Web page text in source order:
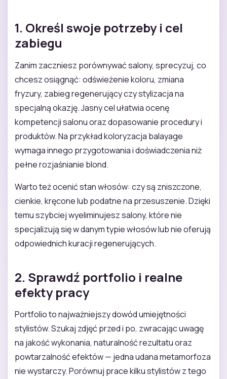
1. Określ swoje potrzeby i cel
zabiegu
Zanim zaczniesz porównywać salony, sprecyzuj, co
chcesz osiągnąć: odświeżenie koloru, zmiana
fryzury, zabieg regenerujący czy stylizacja na
specjalną okazję. Jasny cel ułatwia ocenę
kompetencji salonu oraz dopasowanie procedury i
produktów. Na przykład koloryzacja balayage
wymaga innego przygotowania i doświadczenia niż
pełne rozjaśnianie blond.
Warto też ocenić stan włosów: czy są zniszczone,
cienkie, kręcone lub podatne na przesuszenie. Dzięki
temu szybciej wyeliminujesz salony, które nie
specjalizują się w danym typie włosów lub nie oferują
odpowiednich kuracji regenerujących.
2. Sprawdź portfolio i realne
efekty pracy
Portfolio to najważniejszy dowód umiejętności
stylistów. Szukaj zdjęć przed i po, zwracając uwagę
na jakość wykonania, naturalność rezultatu oraz
powtarzalność efektów — jedna udana metamorfoza
nie wystarczy. Porównuj prace kilku stylistów z tego